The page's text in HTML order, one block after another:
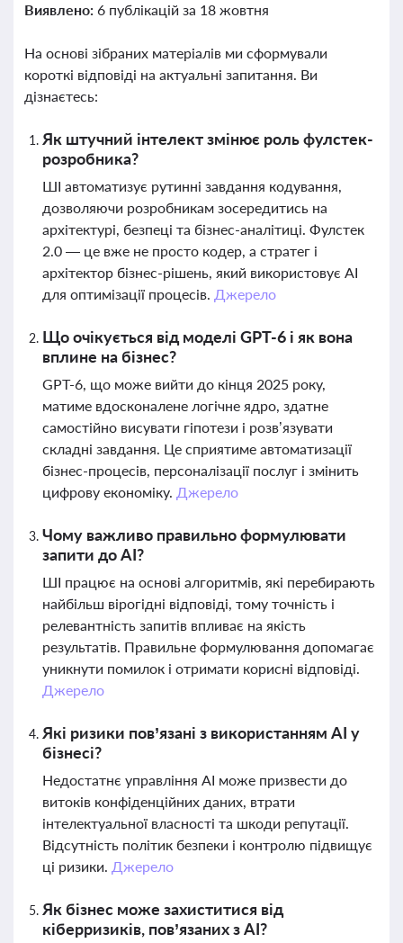
Виявлено: 6 публікацій за 18 жовтня
На основі зібраних матеріалів ми сформували
короткі відповіді на актуальні запитання. Ви
дізнаєтесь:
Як штучний інтелект змінює роль фулстек-
розробника?
ШІ автоматизує рутинні завдання кодування,
дозволяючи розробникам зосередитись на
архітектурі, безпеці та бізнес-аналітиці. Фулстек
2.0 — це вже не просто кодер, а стратег і
архітектор бізнес-рішень, який використовує AI
для оптимізації процесів. Джерело
Що очікується від моделі GPT-6 і як вона
вплине на бізнес?
GPT-6, що може вийти до кінця 2025 року,
матиме вдосконалене логічне ядро, здатне
самостійно висувати гіпотези і розв’язувати
складні завдання. Це сприятиме автоматизації
бізнес-процесів, персоналізації послуг і змінить
цифрову економіку. Джерело
Чому важливо правильно формулювати
запити до AI?
ШІ працює на основі алгоритмів, які перебирають
найбільш вірогідні відповіді, тому точність і
релевантність запитів впливає на якість
результатів. Правильне формулювання допомагає
уникнути помилок і отримати корисні відповіді.
Джерело
Які ризики пов’язані з використанням AI у
бізнесі?
Недостатнє управління AI може призвести до
витоків конфіденційних даних, втрати
інтелектуальної власності та шкоди репутації.
Відсутність політик безпеки і контролю підвищує
ці ризики. Джерело
Як бізнес може захиститися від
кіберризиків, пов’язаних з AI?